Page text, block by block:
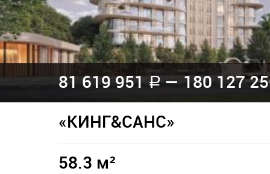
81 619 951a— 180 127
«КИНГ&САНС»
58.3 м²